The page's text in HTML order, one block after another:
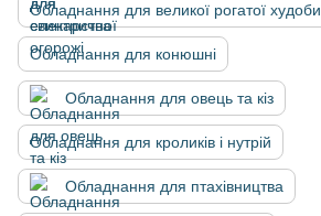
Обладнання для великої рогатої худоби
Обладнання для конюшні
Обладнання для овець та кіз
Обладнання для кроликів і нутрій
Обладнання для птахівництва